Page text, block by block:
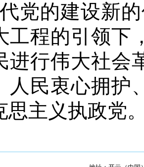
党的建设新
工程的引领下
进行伟大社会
人民衷心拥护
思主义执政党